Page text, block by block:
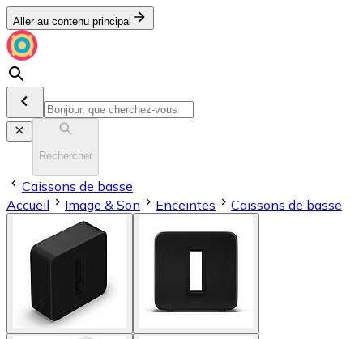
Aller au contenu principal
Rechercher
Caissons de basse
Accueil
Image & Son Enceintes Caissons de basse